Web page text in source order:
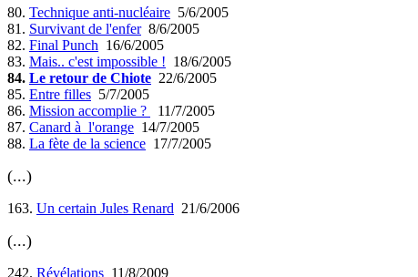
80. Technique anti-nucléaire 5/6/2005
81. Survivant de l'enfer8/6/2005
82. Final Punch 16/6/2005
83. Mais.. c'est impossible ! 18/6/2005
84. Le retour de Chiote 22/6/2005
85. Entre filles 5/7/2005
86. Mission accomplie ?
11/7/2005
87. Canard à l'orange 14/7/2005
88. La fète de la science 17/7/2005
(...)
163. Un certain Jules Renard 21/6/2006
(...)
242. Révélations 11/8/2009